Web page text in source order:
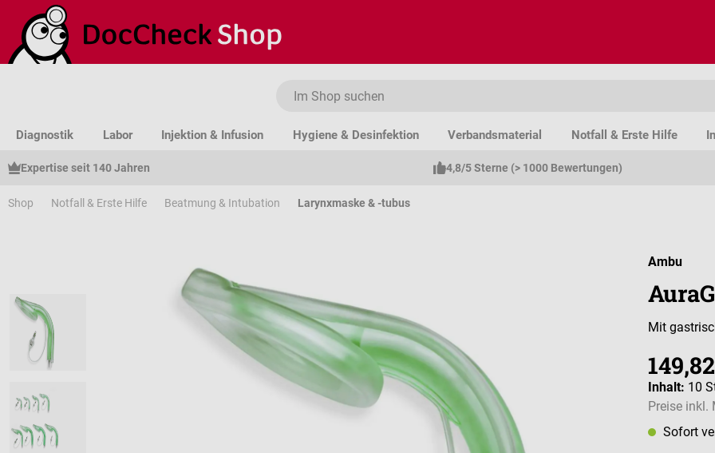
Hauptinhalt springen
Zur Suche springen
Zur Hauptnavigation springen
Diagnostik Labor Injektion & Infusion Hygiene & Desinfektion Verbandsmaterial Notfall & Erste Hilfe
Expertise seit 140 Jahren 4,8/5 Sterne (> 1000 Bewertungen)
Shop Notfall & Erste Hilfe Beatmung & Intubation Larynxmaske & -tubus
Ambu
Mit
Inhalt: 10
Preise inkl.
Sofort